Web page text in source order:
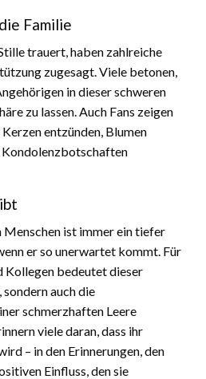
Familie
trauert, haben zahlreiche
zugesagt. Viele betonen,
in dieser schweren
zu lassen. Auch Fans zeigen
entzünden, Blumen
Menschen ist immer ein tiefer
er so unerwartet kommt. Für
Kollegen bedeutet dieser
auch die
schmerzhaften Leere
viele daran, dass ihr
– in den Erinnerungen, den
Einfluss, den sie